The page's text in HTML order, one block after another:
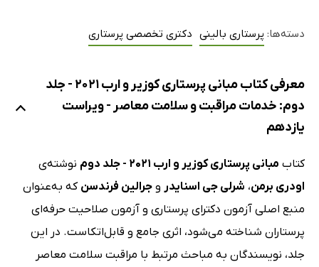
دسته‌ها: پرستاری بالینی دکتری تخصصی پرستاری
معرفی کتاب مبانی پرستاری کوزیر و ارب 2021 - جلد
دوم: خدمات مراقبت و سلامت معاصر - ویراست
یازدهم
کتاب مبانی پرستاری کوزیر و ارب 2021 - جلد دوم
نوشته‌ی
اودری برمن، شرلی جی اسنایدر و جرالین فرندسن که به‌عنوان
منبع اصلی آزمون دکترای پرستاری و آزمون صلاحیت حرفه‌ای
پرستاران شناخته می‌شود، اثری جامع و قابل‌اتکاست. در این
جلد، نویسندگان به مباحث مرتبط با مراقبت سلامت معاصر